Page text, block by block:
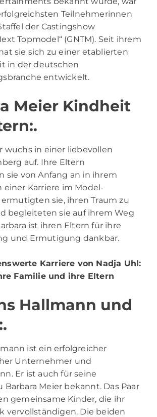
Teilnehmerinnen
der Castingshow
Topmodel“ (GNTM). Seit ihrem
sie sich zu einer etablierten
in der deutschen
entwickelt.
Meier Kindheit
wuchs in einer liebevollen
auf. Ihre Eltern
sie von Anfang an in ihrem
einer Karriere im Model-
ermutigten sie, ihren Traum zu
begleiteten sie auf ihrem Weg
ist ihren Eltern für ihre
und Ermutigung dankbar.
Karriere von Nadja Uhl:
Familie und ihre Eltern
Hallmann und
ist ein erfolgreicher
Unternehmer und
Er ist auch für seine
Barbara Meier bekannt. Das Paar
gemeinsame Kinder, die ihr
vervollständigen. Die beiden